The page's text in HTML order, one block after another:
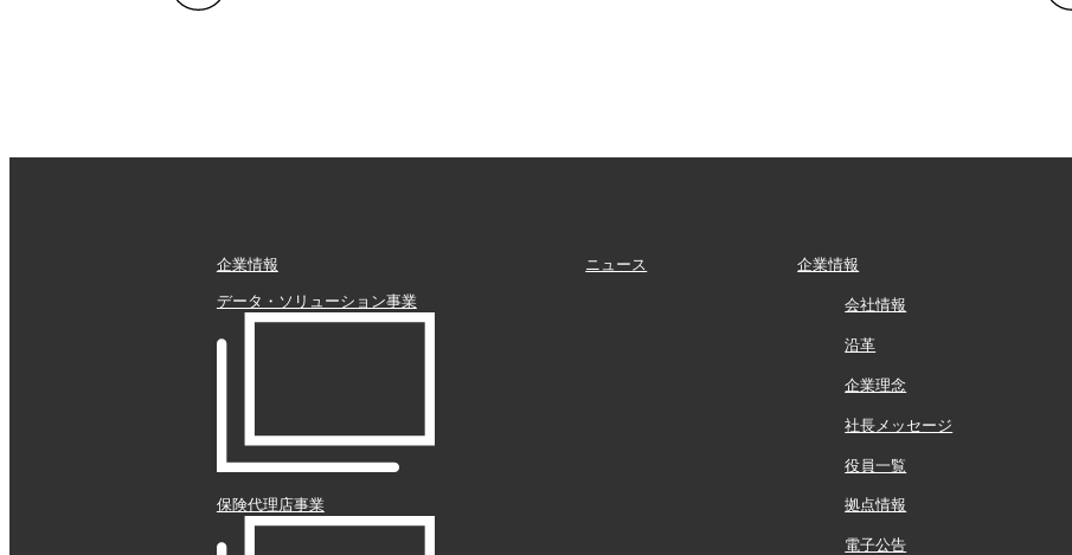
企業情報
データ・ソリューション事業
保険代理店事業
ニュース 企業情報
会社情報
沿革
企業理念
社長メッセージ
役員一覧
拠点情報
電子公告